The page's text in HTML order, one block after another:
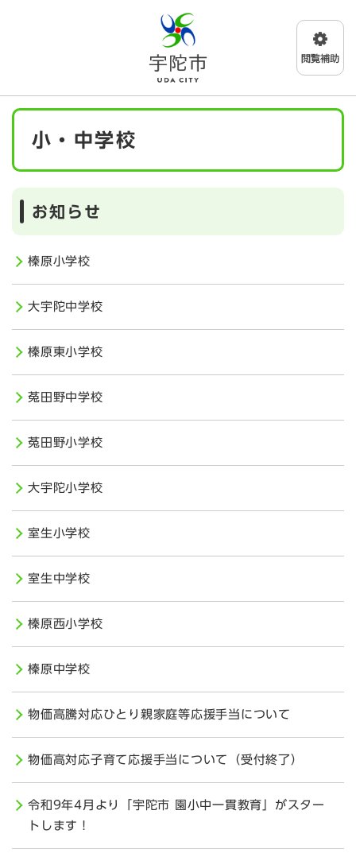
メニューを飛ばして本文へ
本
小・中学校
お知らせ
榛原小学校
大宇陀中学校
榛原東小学校
菟田野中学校
菟田野小学校
大宇陀小学校
室生小学校
室生中学校
榛原西小学校
榛原中学校
物価高騰対応ひとり親家庭等応援手当について
物価高対応子育て応援手当について（受付終了）
令和9年4月より「宇陀市 園小中一貫教育」がスター
トします！